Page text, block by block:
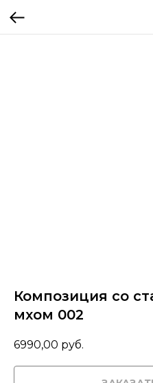
Композиция со
мхом 002
6990,00 руб.